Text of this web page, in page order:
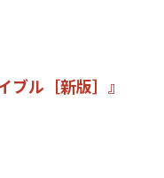
ル［新版］』